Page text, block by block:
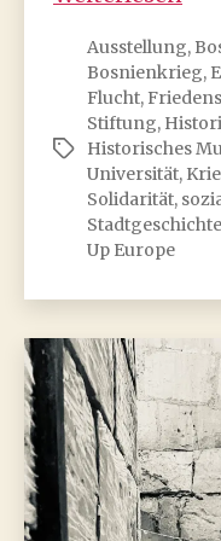
Up,
and
for
its
the
Schlagwörter
Ausstellung,
Bosnienkrieg,
Flucht,
Stiftung,
Historisches
Universität,
Solidarität,
Stadtgeschichte
Up Europe